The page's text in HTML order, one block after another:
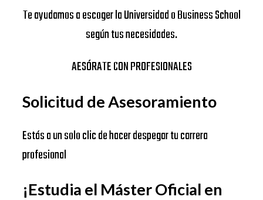
Te ayudamos a escoger la Universidad o Business School
según tus necesidades.
AESÓRATE CON PROFESIONALES
Solicitud de Asesoramiento
Estás a un solo clic de hacer despegar tu carrera
profesional
¡Estudia el Máster Oficial en